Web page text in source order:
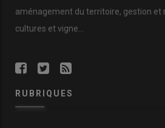
aménagement du territoire, gestion et
cultures et vigne...
RUBRIQUES